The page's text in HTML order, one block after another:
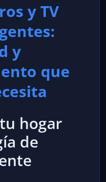
y TV
y
que
hogar
de